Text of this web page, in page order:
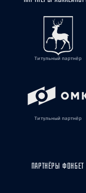
Титульный партнёр
Титульный партнёр
ПАРТНЁРЫ ФОНБЕТ